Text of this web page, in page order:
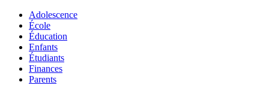
Adolescence
École
Éducation
Enfants
Étudiants
Finances
Parents